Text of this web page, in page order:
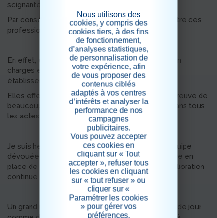
soignantes et AES (AMP).
Par conséquent, je souhaite en profiter pour mettre ces
professionnelles à l’honneur !
En effet, elles sont primordiales dans les prises en
charges et le bon fonctionnement de notre
établissement.
Elles effectuent un travail remarquable et font preuve de
beaucoup de ténacité, rigueur et dévouement dans tous
les actes d’accompagnement des résidents.
Je suis heureuse d’être « responsable » d’une équipe
dévouée et bienveillante, toujours prête à mettre en
place de nouveaux projets qui ont pour but l’amélioration
continue de notre prise en charge.
Un grand merci aux aides-soignantes, AMP (AES) de jour
Nous utilisons des
cookies, y compris des
cookies tiers, à des fins
de fonctionnement,
d’analyses statistiques,
de personnalisation de
votre expérience, afin
de vous proposer des
contenus ciblés
adaptés à vos centres
d’intérêts et analyser la
performance de nos
campagnes
publicitaires.
Vous pouvez accepter
ces cookies en
cliquant sur « Tout
accepter », refuser tous
les cookies en cliquant
sur « tout refuser » ou
cliquer sur «
Paramétrer les cookies
» pour gérer vos
préférences.